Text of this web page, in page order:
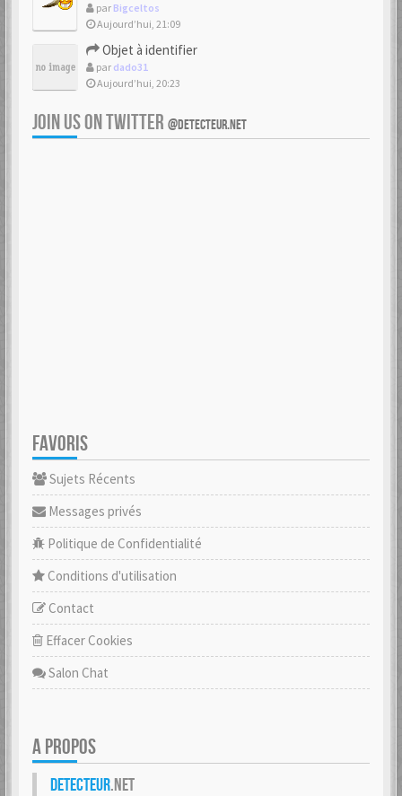
par Bigceltos
Aujourd’hui, 21:09
Objet à identifier
par dado31
Aujourd’hui, 20:23
JOIN US ON TWITTER @DETECTEUR.NET
FAVORIS
Sujets Récents
Messages privés
Politique de Confidentialité
Conditions d'utilisation
Contact
Effacer Cookies
Salon Chat
A PROPOS
Detecteur.net